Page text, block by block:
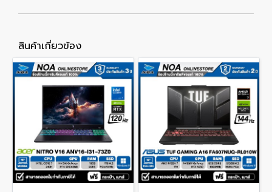
สินค้าเกี่ยวข้อง